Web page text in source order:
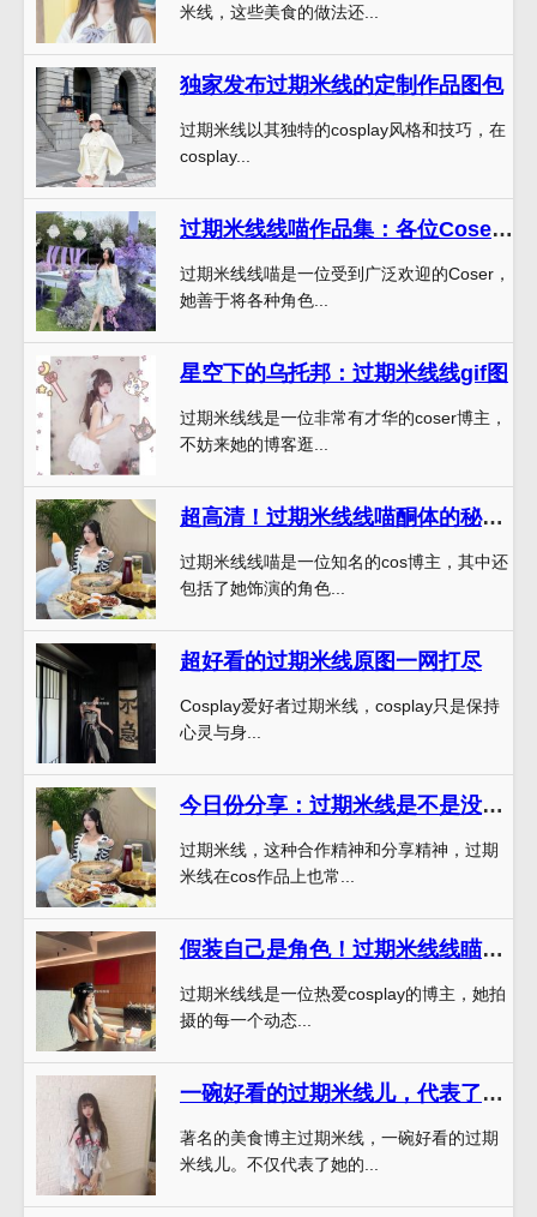
米线，这些美食的做法还...
独家发布过期米线的定制作品图包
过期米线以其独特的cosplay风格和技巧，在
cosplay...
过期米线线喵作品集：各位Coser必备，独家分享最新Cos作品
过期米线线喵是一位受到广泛欢迎的Coser，
她善于将各种角色...
星空下的乌托邦：过期米线线gif图
过期米线线是一位非常有才华的coser博主，
不妨来她的博客逛...
超高清！过期米线线喵酮体的秘密最新照片欣赏
过期米线线喵是一位知名的cos博主，其中还
包括了她饰演的角色...
超好看的过期米线原图一网打尽
Cosplay爱好者过期米线，cosplay只是保持
心灵与身...
今日份分享：过期米线是不是没有漏的原图精选
过期米线，这种合作精神和分享精神，过期
米线在cos作品上也常...
假装自己是角色！过期米线线瞄小恶魔的cosplay作品让你身临其境。
过期米线线是一位热爱cosplay的博主，她拍
摄的每一个动态...
一碗好看的过期米线儿，代表了所有美食的艺术
著名的美食博主过期米线，一碗好看的过期
米线儿。不仅代表了她的...